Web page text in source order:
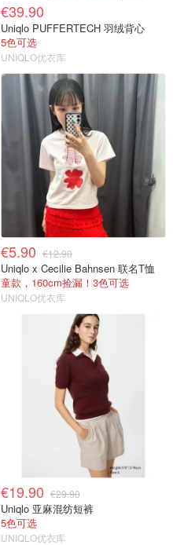
€39.90
Uniqlo PUFFERTECH 羽绒背心
5色可选
UNIQLO优衣库
€5.90 €12.90
Uniqlo x Cecilie Bahnsen 联名T恤
童款，160cm捡漏！3色可选
UNIQLO优衣库
€19.90 €29.90
Uniqlo 亚麻混纺短裤
5色可选
UNIQLO优衣库